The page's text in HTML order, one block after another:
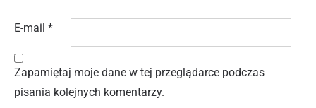
E-mail *
Zapamiętaj moje dane w tej przeglądarce podczas
pisania kolejnych komentarzy.